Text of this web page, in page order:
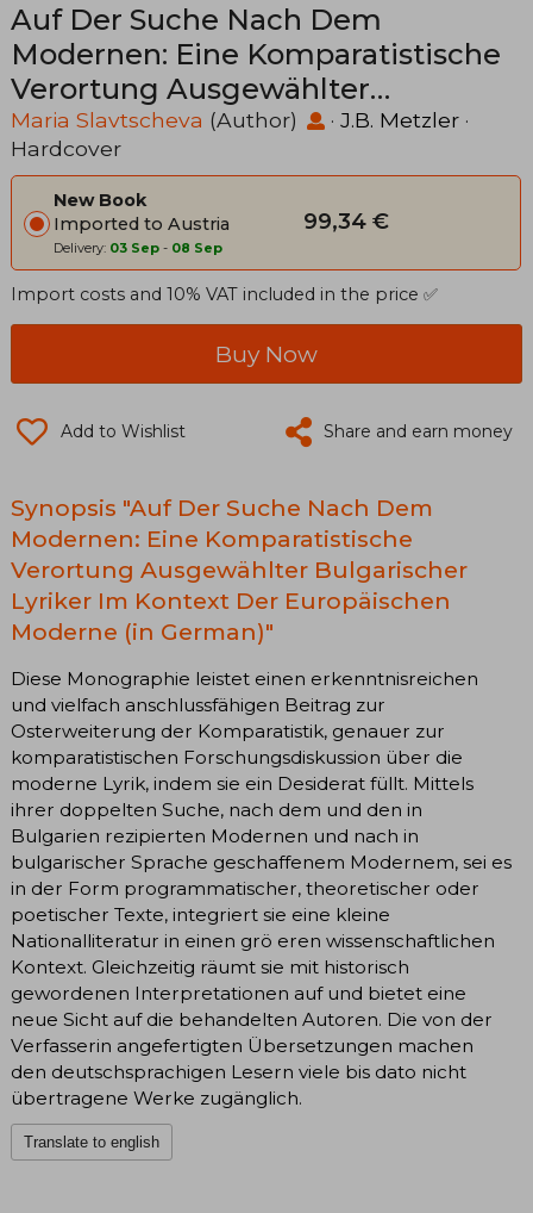
Auf Der Suche Nach Dem
Modernen: Eine Komparatistische
Verortung Ausgewählter
Bulgarischer Lyriker Im Kontext
Der Europäischen Moderne (in
German)
Maria Slavtscheva (Author) · J.B. Metzler ·
Hardcover
New Book
Imported to Austria
Delivery: 03 Sep - 08 Sep
99,34 €
Import costs and 10% VAT included in the price ✅
Buy Now
Add to Wishlist Share and earn money
Synopsis "Auf Der Suche Nach Dem
Modernen: Eine Komparatistische
Verortung Ausgewählter Bulgarischer
Lyriker Im Kontext Der Europäischen
Moderne (in German)"
Diese Monographie leistet einen erkenntnisreichen
und vielfach anschlussfähigen Beitrag zur
Osterweiterung der Komparatistik, genauer zur
komparatistischen Forschungsdiskussion über die
moderne Lyrik, indem sie ein Desiderat füllt. Mittels
ihrer doppelten Suche, nach dem und den in
Bulgarien rezipierten Modernen und nach in
bulgarischer Sprache geschaffenem Modernem, sei es
in der Form programmatischer, theoretischer oder
poetischer Texte, integriert sie eine kleine
Nationalliteratur in einen grö eren wissenschaftlichen
Kontext. Gleichzeitig räumt sie mit historisch
gewordenen Interpretationen auf und bietet eine
neue Sicht auf die behandelten Autoren. Die von der
Verfasserin angefertigten Übersetzungen machen
den deutschsprachigen Lesern viele bis dato nicht
übertragene Werke zugänglich.
Translate to english